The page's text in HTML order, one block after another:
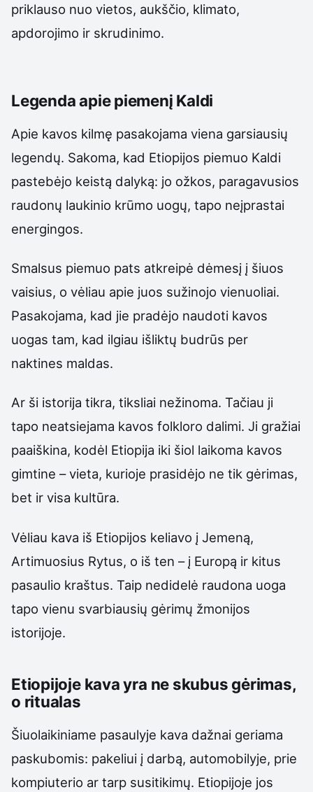
priklauso nuo vietos, aukščio, klimato,
apdorojimo ir skrudinimo.
Legenda apie piemenį Kaldi
Apie kavos kilmę pasakojama viena garsiausių
legendų. Sakoma, kad Etiopijos piemuo Kaldi
pastebėjo keistą dalyką: jo ožkos, paragavusios
raudonų laukinio krūmo uogų, tapo neįprastai
energingos.
Smalsus piemuo pats atkreipė dėmesį į šiuos
vaisius, o vėliau apie juos sužinojo vienuoliai.
Pasakojama, kad jie pradėjo naudoti kavos
uogas tam, kad ilgiau išliktų budrūs per
naktines maldas.
Ar ši istorija tikra, tiksliai nežinoma. Tačiau ji
tapo neatsiejama kavos folkloro dalimi. Ji gražiai
paaiškina, kodėl Etiopija iki šiol laikoma kavos
gimtine – vieta, kurioje prasidėjo ne tik gėrimas,
bet ir visa kultūra.
Vėliau kava iš Etiopijos keliavo į Jemeną,
Artimuosius Rytus, o iš ten – į Europą ir kitus
pasaulio kraštus. Taip nedidelė raudona uoga
tapo vienu svarbiausių gėrimų žmonijos
istorijoje.
Etiopijoje kava yra ne skubus gėrimas,
o ritualas
Šiuolaikiniame pasaulyje kava dažnai geriama
paskubomis: pakeliui į darbą, automobilyje, prie
kompiuterio ar tarp susitikimų. Etiopijoje jos